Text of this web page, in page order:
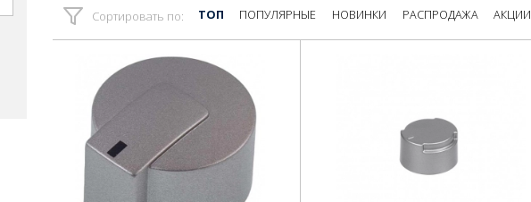
Сортировать по: ТОП ПОПУЛЯРНЫЕ НОВИНКИ РАСПРОДАЖА АКЦИИ